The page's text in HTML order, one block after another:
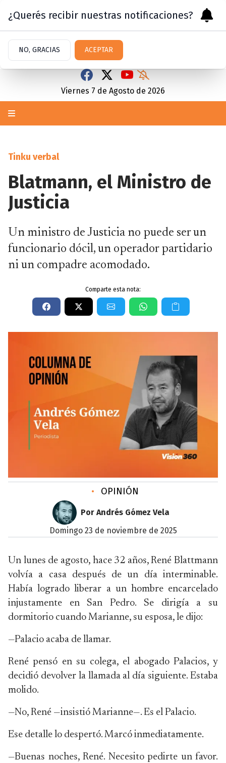
Viernes 7 de Agosto de 2026
Tinku verbal
Blatmann, el Ministro de
Justicia
Un ministro de Justicia no puede ser un
funcionario dócil, un operador partidario
ni un compadre acomodado.
Comparte esta nota:
• OPINIÓN
Por Andrés Gómez Vela
domingo 23 de noviembre de 2025
Un lunes de agosto, hace 32 años, René Blattmann
volvía a casa después de un día interminable.
Había logrado liberar a un hombre encarcelado
injustamente en San Pedro. Se dirigía a su
dormitorio cuando Marianne, su esposa, le dijo:
—Palacio acaba de llamar.
René pensó en su colega, el abogado Palacios, y
decidió devolver la llamada al día siguiente. Estaba
molido.
—No, René —insistió Marianne—. Es el Palacio.
Ese detalle lo despertó. Marcó inmediatamente.
—Buenas noches, René. Necesito pedirte un favor.
¿Querés recibir nuestras notificaciones?
NO, GRACIAS ACEPTAR